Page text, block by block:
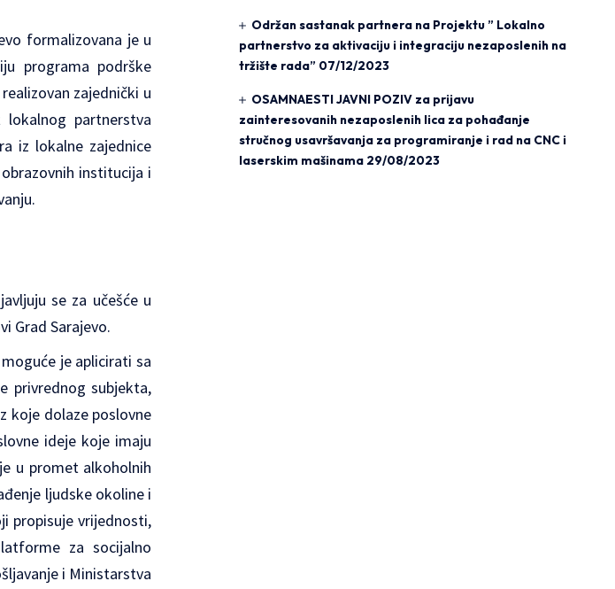
formalizovana je u
programa podrške
zajednički u
partnerstva
iz lokalne zajednice
institucija i
se za učešće u
Grad Sarajevo.
je aplicirati sa
privrednog subjekta,
koje dolaze poslovne
ideje koje imaju
u promet alkoholnih
ljudske okoline i
propisuje vrijednosti,
za socijalno
i Ministarstva
Održan sastanak partnera na Projektu ” Lokalno
partnerstvo za aktivaciju i integraciju nezaposlenih na
tržište rada” 07/12/2023
OSAMNAESTI JAVNI POZIV za prijavu
zainteresovanih nezaposlenih lica za pohađanje
stručnog usavršavanja za programiranje i rad na CNC i
laserskim mašinama 29/08/2023